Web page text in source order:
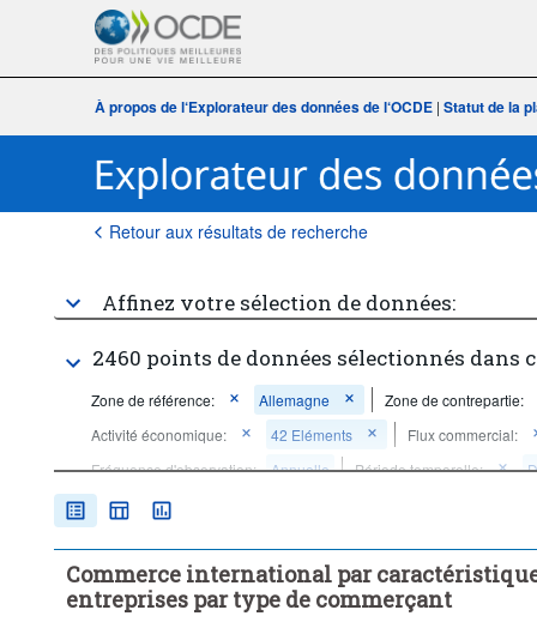
À propos de l‘Explorateur des données de l‘OCDE | Statut de la
Retour aux résultats de recherche
Affinez votre sélection de données:
2460 points de données sélectionnés dans
Zone de référence: Allemagne
Zone de contrepartie:
Activité économique:
42 Eléments
Flux commercial:
Fréquence d'observation:
Annuelle Période temporelle:
Supprimer tout
Commerce international par
entreprises par type de commerçant